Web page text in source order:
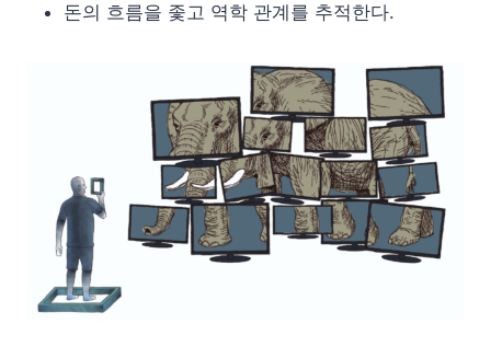
돈의 흐름을 좇고 역학 관계를 추적한다.